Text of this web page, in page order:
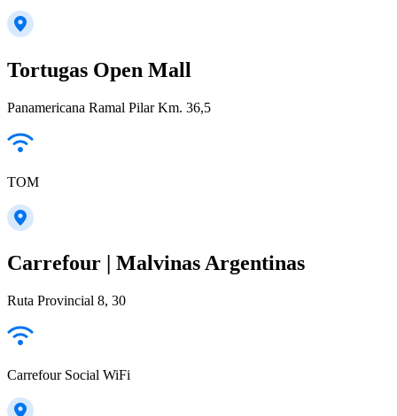
Tortugas Open Mall
Panamericana Ramal Pilar Km. 36,5
TOM
Carrefour | Malvinas Argentinas
Ruta Provincial 8, 30
Carrefour Social WiFi